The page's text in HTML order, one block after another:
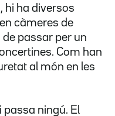
hi ha diversos
càmeres de
passar per un
Com han
al món en les
passa ningú. El